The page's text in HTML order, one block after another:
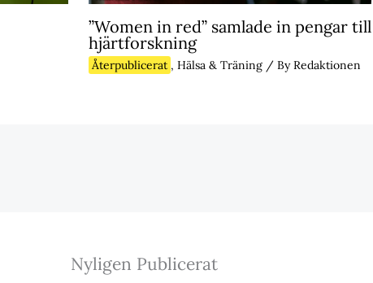
”Women in red” samlade in pengar till
hjärtforskning
Återpublicerat , Hälsa & Träning/ ByRedaktionen
Nyligen Publicerat